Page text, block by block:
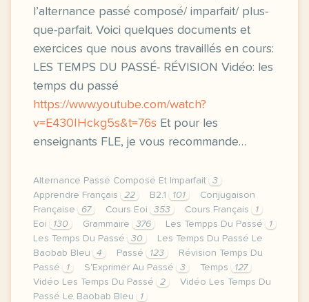
l’alternance passé composé/ imparfait/ plus-
que-parfait. Voici quelques documents et
exercices que nous avons travaillés en cours:
LES TEMPS DU PASSÉ- RÉVISION Vidéo: les
temps du passé
https://www.youtube.com/watch?
v=E430IHckg5s&t=76s Et pour les
enseignants FLE, je vous recommande…
Alternance Passé Composé Et Imparfait
3
Apprendre Français
22 B2.1 101
Conjugaison
Française
67 Cours Eoi 353 Cours Français
1
Eoi
130 Grammaire 376 Les Tempps Du Passé
1
Les Temps Du Passé
30
Les Temps Du Passé Le
Baobab Bleu
4 Passé 123
Révision Temps Du
Passé
1 S'Exprimer Au Passé 3 Temps
127
Vidéo Les Temps Du Passé
2
Vidéo Les Temps Du
Passé Le Baobab Bleu
1